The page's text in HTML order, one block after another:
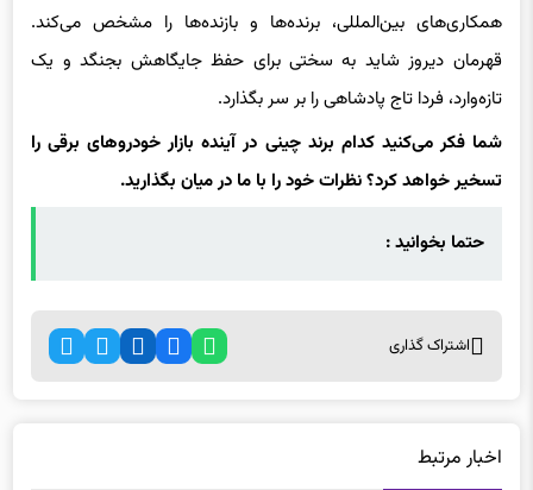
همکاری‌های بین‌المللی، برنده‌ها و بازنده‌ها را مشخص می‌کند.
قهرمان دیروز شاید به سختی برای حفظ جایگاهش بجنگد و یک
تازه‌وارد، فردا تاج پادشاهی را بر سر بگذارد.
شما فکر می‌کنید کدام برند چینی در آینده بازار خودروهای برقی را
تسخیر خواهد کرد؟ نظرات خود را با ما در میان بگذارید.
حتما بخوانید :
اشتراک گذاری
اخبار مرتبط